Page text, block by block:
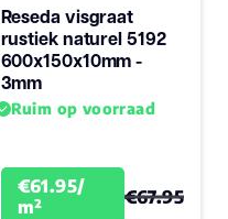
Reseda visgraat
rustiek naturel 5192
600x150x10mm -
3mm
Ruim op voorraad
€61.95/
m²
€67.95